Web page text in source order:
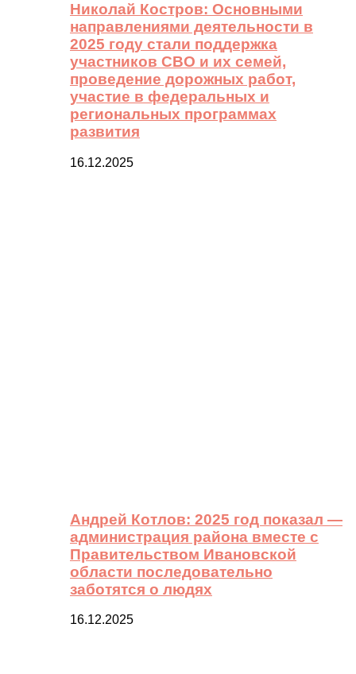
Николай Костров: Основными
направлениями деятельности в
2025 году стали поддержка
участников СВО и их семей,
проведение дорожных работ,
участие в федеральных и
региональных программах
развития
16.12.2025
Андрей Котлов: 2025 год показал —
администрация района вместе с
Правительством Ивановской
области последовательно
заботятся о людях
16.12.2025